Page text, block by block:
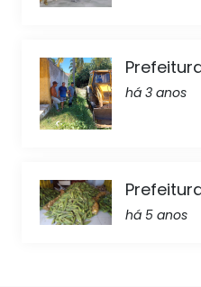
há 3 anos
há 5 anos